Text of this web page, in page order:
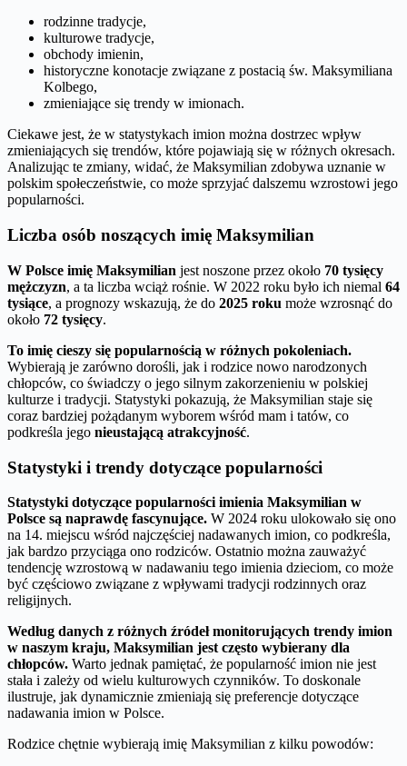
rodzinne tradycje,
kulturowe tradycje,
obchody imienin,
historyczne konotacje związane z postacią św. Maksymiliana
Kolbego,
zmieniające się trendy w imionach.
Ciekawe jest, że w statystykach imion można dostrzec wpływ
zmieniających się trendów, które pojawiają się w różnych okresach.
Analizując te zmiany, widać, że Maksymilian zdobywa uznanie w
polskim społeczeństwie, co może sprzyjać dalszemu wzrostowi jego
popularności.
Liczba osób noszących imię Maksymilian
W Polsce imię Maksymilian jest noszone przez około 70 tysięcy
mężczyzn, a ta liczba wciąż rośnie. W 2022 roku było ich niemal 64
tysiące, a prognozy wskazują, że do 2025 roku może wzrosnąć do
około 72 tysięcy.
To imię cieszy się popularnością w różnych pokoleniach.
Wybierają je zarówno dorośli, jak i rodzice nowo narodzonych
chłopców, co świadczy o jego silnym zakorzenieniu w polskiej
kulturze i tradycji. Statystyki pokazują, że Maksymilian staje się
coraz bardziej pożądanym wyborem wśród mam i tatów, co
podkreśla jego nieustającą atrakcyjność.
Statystyki i trendy dotyczące popularności
Statystyki dotyczące popularności imienia Maksymilian w
Polsce są naprawdę fascynujące. W 2024 roku ulokowało się ono
na 14. miejscu wśród najczęściej nadawanych imion, co podkreśla,
jak bardzo przyciąga ono rodziców. Ostatnio można zauważyć
tendencję wzrostową w nadawaniu tego imienia dzieciom, co może
być częściowo związane z wpływami tradycji rodzinnych oraz
religijnych.
Według danych z różnych źródeł monitorujących trendy imion
w naszym kraju, Maksymilian jest często wybierany dla
chłopców. Warto jednak pamiętać, że popularność imion nie jest
stała i zależy od wielu kulturowych czynników. To doskonale
ilustruje, jak dynamicznie zmieniają się preferencje dotyczące
nadawania imion w Polsce.
Rodzice chętnie wybierają imię Maksymilian z kilku powodów: